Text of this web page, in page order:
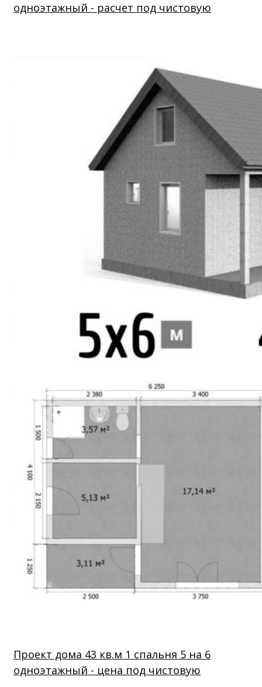
одноэтажный - расчет под чистовую
Проект дома 43 кв.м 1 спальня 5 на 6
одноэтажный - цена под чистовую